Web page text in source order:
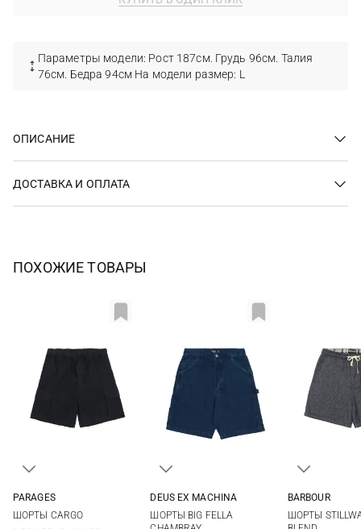
Параметры модели: Рост 187см. Грудь 96см. Талия
76см. Бедра 94см На модели размер: L
ОПИСАНИЕ
ДОСТАВКА И ОПЛАТА
ПОХОЖИЕ ТОВАРЫ
PARAGES
ШОРТЫ CARGO
34
DEUS EX MACHINА
ШОРТЫ BIG FELLA
BARBOUR
ШОРТЫ